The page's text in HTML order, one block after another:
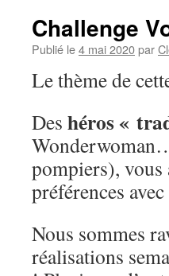
Challenge
Publié le4 mai 2020par
Le thème de
Des héros «
pompiers), vous
préférences
Nous sommes
réalisations